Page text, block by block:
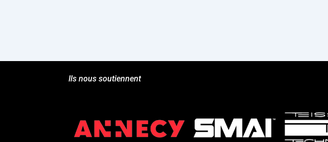
Ils nous soutiennent